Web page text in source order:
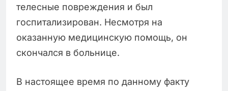
телесные повреждения и был
госпитализирован. Несмотря на
оказанную медицинскую помощь, он
скончался в больнице.
В настоящее время по данному факту